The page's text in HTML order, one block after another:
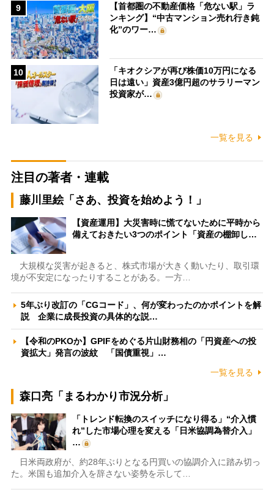
9
【首都圏の不動産価格「危ない駅」ラ
ンキング】“中古マンション売れ行き鈍
化”のワー…
10
「キオクシアが再び株価10万円になる
日は遠い」資産3億円超のサラリーマン
投資家が…
一覧を見る
注目の著者・連載
藤川里絵「さあ、投資を始めよう！」
【資産運用】大災害時に慌てないために平時から
備えておきたい3つのポイント「資産の棚卸し…
大規模な災害が起きると、株式市場が大きく動いたり、取引環
境が不安定になったりすることがある。一方…
5年ぶり改訂の「CGコード」、何が変わったのかポイントを解
説 企業に成長投資の具体的な説…
【令和のPKOか】GPIFをめぐる片山財務相の「円資産への投
資拡大」発言の波紋 「国債重視」…
一覧を見る
森口亮「まるわかり市況分析」
「トレンド転換のスイッチになり得る」“介入慣
れ”した市場心理を変える「日米協調為替介入」
…
日米両政府が、約28年ぶりとなる円買いの協調介入に踏み切っ
た。米国も追加介入を辞さない姿勢を示して…